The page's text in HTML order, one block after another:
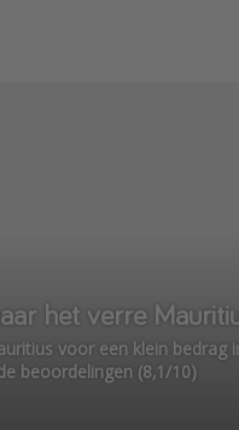
het verre
voor een klein bedrag
beoordelingen (8,1/10)